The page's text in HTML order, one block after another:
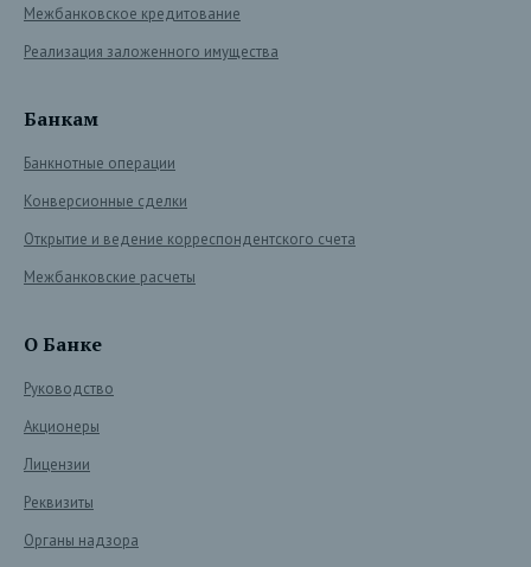
Межбанковское кредитование
Реализация заложенного имущества
Банкам
Банкнотные операции
Конверсионные сделки
Открытие и ведение корреспондентского счета
Межбанковские расчеты
О Банке
Руководство
Акционеры
Лицензии
Реквизиты
Органы надзора